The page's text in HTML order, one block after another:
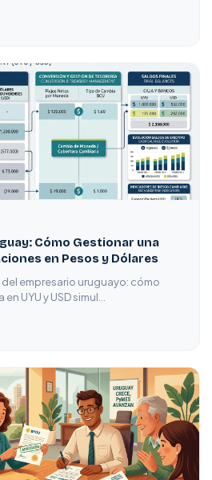
Cómo Gestionar una
en Pesos y Dólares
empresario uruguayo: cómo
UYU y USD simul…